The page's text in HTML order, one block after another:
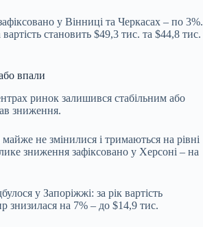
у Вінниці та Черкасах – по 3%.
становить $49,3 тис. та $44,8 тис.
впали
ринок залишився стабільним або
зниження.
не змінилися і тримаються на рівні
зниження зафіксовано у Херсоні – на
у Запоріжжі: за рік вартість
знизилася на 7% – до $14,9 тис.